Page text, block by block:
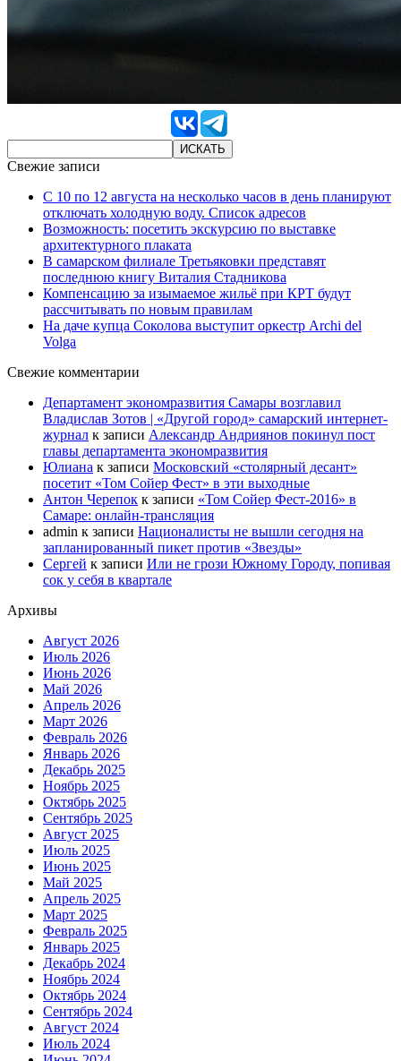
Свежие записи
С 10 по 12 августа на несколько часов в день планируют
отключать холодную воду. Список адресов
Возможность: посетить экскурсию по выставке
архитектурного плаката
В самарском филиале Третьяковки представят
последнюю книгу Виталия Стадникова
Компенсацию за изымаемое жильё при КРТ будут
рассчитывать по новым правилам
На даче купца Соколова выступит оркестр Archi del
Volga
Свежие комментарии
Департамент экономразвития Самары возглавил
Владислав Зотов | «Другой город» самарский интернет-
журнал к записи Александр Андриянов покинул пост
главы департамента экономразвития
Юлиана к записи Московский «столярный десант»
посетит «Том Сойер Фест» в эти выходные
Антон Черепок к записи «Том Сойер Фест-2016» в
Самаре: онлайн-трансляция
admin к записи Националисты не вышли сегодня на
запланированный пикет против «Звезды»
Сергей к записи Или не грози Южному Городу, попивая
сок у себя в квартале
Архивы
Август 2026
Июль 2026
Июнь 2026
Май 2026
Апрель 2026
Март 2026
Февраль 2026
Январь 2026
Декабрь 2025
Ноябрь 2025
Октябрь 2025
Сентябрь 2025
Август 2025
Июль 2025
Июнь 2025
Май 2025
Апрель 2025
Март 2025
Февраль 2025
Январь 2025
Декабрь 2024
Ноябрь 2024
Октябрь 2024
Сентябрь 2024
Август 2024
Июль 2024